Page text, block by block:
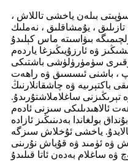
بىلەن ياخشى تاللاش ،
، يۇمشاقلىق ، نەملىك
بىۋاسىتە ماس كېلىدۇ
ۋە ئارزۇيىڭىزغا ياردەم
سۈمۈرۈلۈشى باشتىكى
، باشنى ئىسسىق ۋە راھەت
باكتېرىيە ۋە چاشقانلارنىڭ
تېرىڭىزنى ساغلاملاشتۇرىدۇ.
ئالاھىدىلىكى سىزنى ئادەم
بولغاندا بەدىنىڭىز ئازادە
ياخشى ئۇخلاش سىزگە
ۋە ئۈمىد ۋە قۇياش نۇرىنى